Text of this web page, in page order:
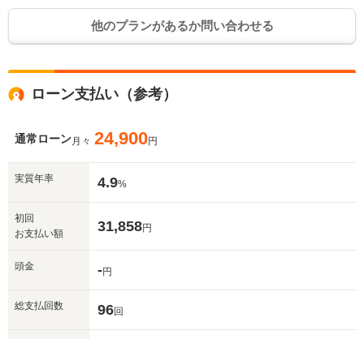
他のプランがあるか問い合わせる
ローン支払い（参考）
通常ローン月々 24,900円
実質年率 4.9%
初回
お支払い額
31,858円
頭金 -円
総支払回数 96回